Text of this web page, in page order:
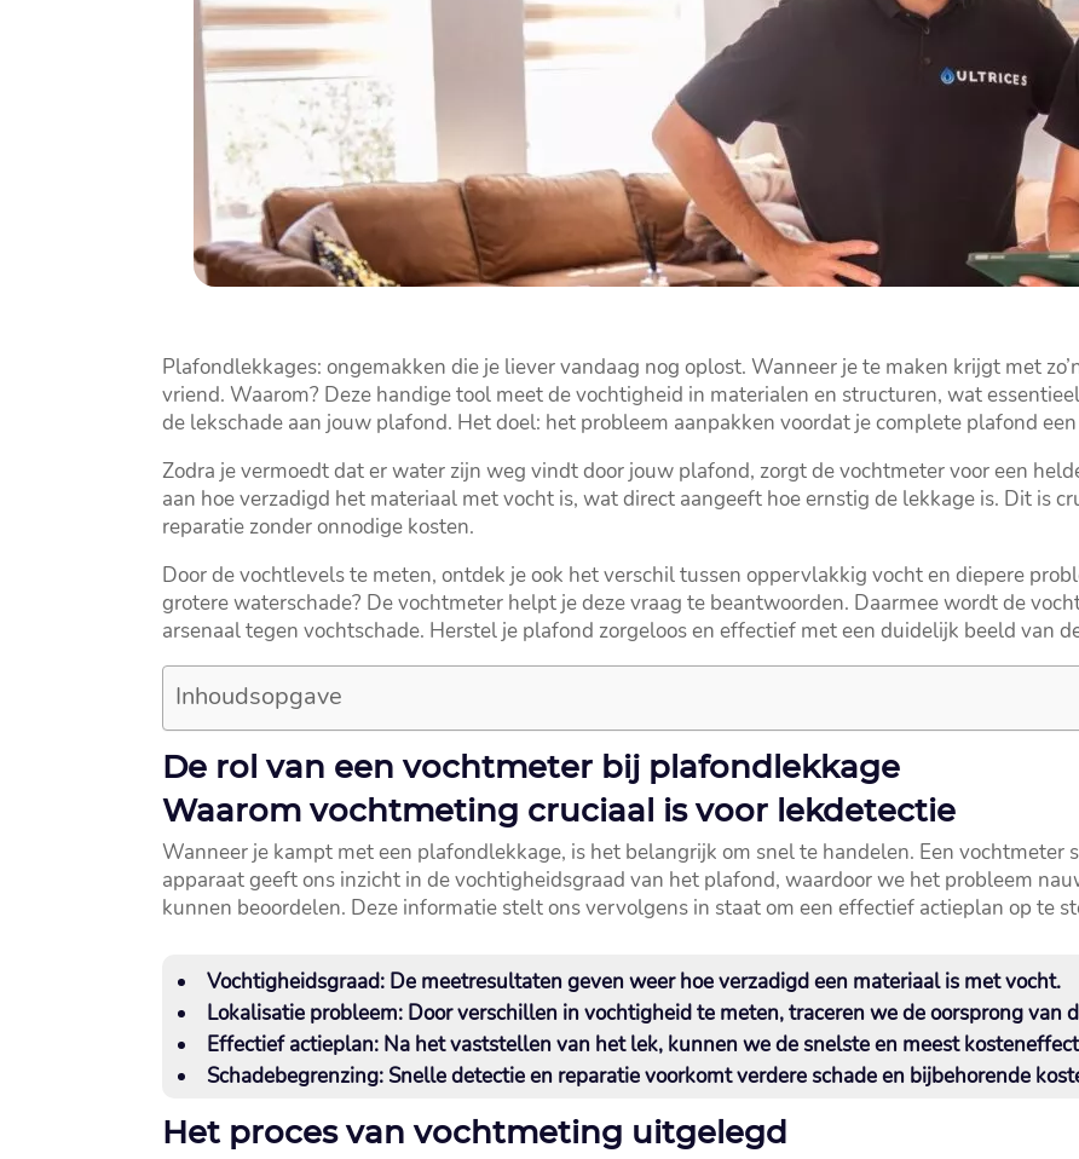
Plafondlekkages: ongemakken die je liever vandaag nog oplost.​ Wanneer je te maken krijgt met
vriend.​ Waarom? Deze handige tool meet de vochtigheid in materialen en structuren, wat
de lekschade aan jouw plafond.​ Het doel: het probleem aanpakken voordat je complete plafond
Zodra je vermoedt dat er water zijn weg vindt door jouw plafond, zorgt de vochtmeter voor een
aan hoe verzadigd het materiaal met vocht is, wat direct aangeeft hoe ernstig de lekkage is.​ Dit is
reparatie zonder onnodige kosten.​
Door de vochtlevels te meten, ontdek je ook het verschil tussen oppervlakkig vocht en diepere
grotere waterschade? De vochtmeter helpt je deze vraag te beantwoorden.​ Daarmee wordt de
arsenaal tegen vochtschade.​ Herstel je plafond zorgeloos en effectief met een duidelijk beeld van
Inhoudsopgave
De rol van een vochtmeter bij plafondlekkage
Waarom vochtmeting cruciaal is voor lekdetectie
Wanneer je kampt met een plafondlekkage, is het belangrijk om snel te handelen.​ Een vochtmeter
apparaat geeft ons inzicht in de vochtigheidsgraad van het plafond, waardoor we het probleem
kunnen beoordelen.​ Deze informatie stelt ons vervolgens in staat om een effectief actieplan op te
Vochtigheidsgraad: De meetresultaten geven weer hoe verzadigd een materiaal is met vocht.​
Lokalisatie probleem: Door verschillen in vochtigheid te meten, traceren we de oorsprong van
Effectief actieplan: Na het vaststellen van het lek, kunnen we de snelste en meest
Schadebegrenzing: Snelle detectie en reparatie voorkomt verdere schade en bijbehorende
Het proces van vochtmeting uitgelegd